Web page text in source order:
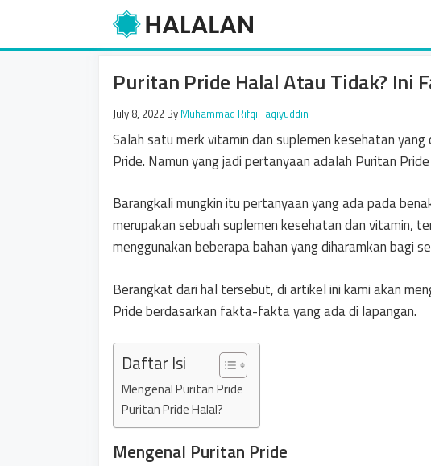
content
Puritan Pride Halal Atau Tidak? Ini
July 8, 2022 By Muhammad Rifqi Taqiyuddin
Salah satu merk vitamin dan suplemen kesehatan
Pride. Namun yang jadi pertanyaan adalah Puritan
Barangkali mungkin itu pertanyaan yang ada pada
merupakan sebuah suplemen kesehatan dan vitamin,
menggunakan beberapa bahan yang diharamkan bagi
Berangkat dari hal tersebut, di artikel ini kami akan
Pride berdasarkan fakta-fakta yang ada di lapangan.
Daftar Isi
Mengenal Puritan Pride
Puritan Pride Halal?
Mengenal Puritan Pride